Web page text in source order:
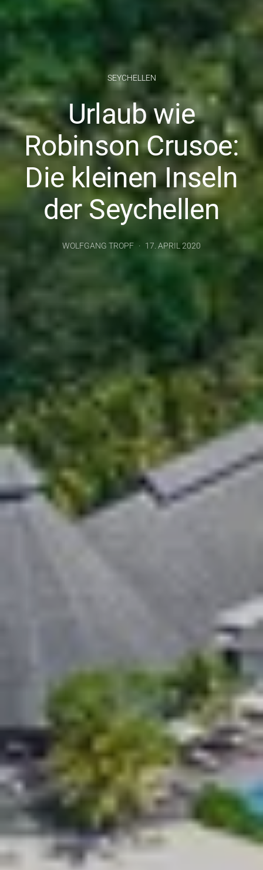
SEYCHELLEN
Urlaub wie
Robinson Crusoe:
Die kleinen Inseln
der Seychellen
WOLFGANG TROPF 17. APRIL 2020